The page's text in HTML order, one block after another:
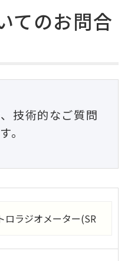
てのお問合
技術的なご質問
。